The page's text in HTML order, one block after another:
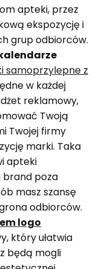
apteki, przez
ekspozycję i
grup odbiorców.
samoprzylepne z
w każdej
reklamowy,
Twoją
Twojej firmy
marki. Taka
apteki
brand poza
masz szansę
odbiorców.
logo
który ułatwia
będą mogli